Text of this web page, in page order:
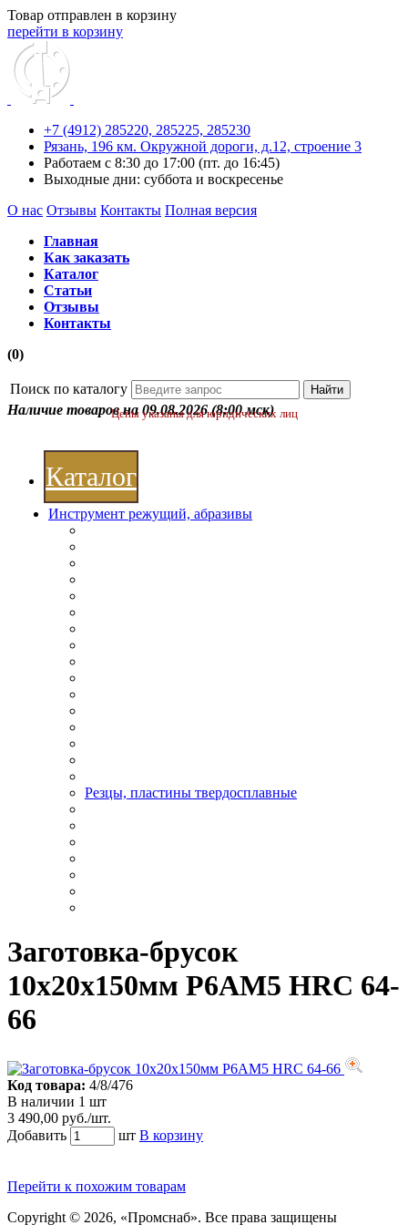
Товар отправлен в корзину
перейти в корзину
+7 (4912) 285220, 285225, 285230
Рязань, 196 км. Окружной дороги, д.12, строение 3
Работаем с 8:30 до 17:00 (пт. до 16:45)
Выходные дни: суббота и воскресенье
О нас Отзывы Контакты Полная версия
Главная
Как заказать
Каталог
Статьи
Отзывы
Контакты
(0)
Поиск по каталогу
Наличие товаров на 09.08.2026 (8:00 мск)
Цены указаны для юридических лиц
Каталог
Инструмент режущий, абразивы
Резцы, пластины твердосплавные
Заготовка-брусок
10х20х150мм Р6АМ5 HRC 64-
66
Код товара: 4/8/476
В наличии 1 шт
3 490,00 руб./шт.
Добавить
шт В корзину
Перейти к похожим товарам
Copyright © 2026, «Промснаб». Все права защищены